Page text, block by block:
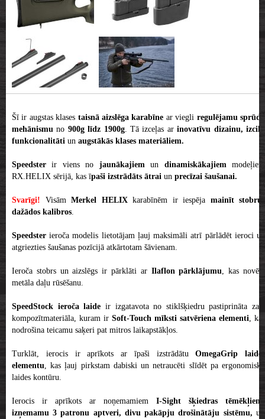
Šī ir augstas klases taisnā aizslēga karabīne ar viegli regulējamu sprūda
mehānismu no 900g līdz 1900g. Tā izceļas arinovatīvu dizainu, izcilu
funkcionalitāti un augstākās klases materiāliem.
Speedster ir viens no jaunākajiemun dinamiskākajiemmodeļiem
RX.HELIX sērijā, kas īpaši izstrādāts ātrai un precīzai šaušanai.
Svarīgi! Visām Merkel HELIXkarabīnēm ir iespēja mainīt stobrus
dažādos kalibros
Speedsterieroča modelis lietotājam ļauj maksimāli atrī pārlādēt ieroci un
atgriezties šaušanas pozīcijā atkārtotam šāvienam.
Ieroča stobrs un aizslēgs ir pārklāti ar Ilaflon pārklājumu , kas novērš
metāla daļu rūsēšanu.
SpeedStock ieroča laide ir izgatavota no stiklšķiedru pastiprināta zaļa
kompozītmateriāla, kuram ir Soft-Touch mīksti satvēriena elementi , kas
nodrošina teicamu saķeri pat mitros laikapstākļos.
Turklāt, ierocis ir aprīkots ar īpaši izstrādātuOmegaGrip laides
elementu , kas ļauj pirkstam dabiski un netraucēti slīdēt pa ergonomisko
laides kontūru.
Ierocis ir aprīkots ar noņemamiem I-Sight šķiedras tēmēkļiem
izņemamu 3 patronu aptveri, divu pakāpju drošinātāju sistēmu, uz